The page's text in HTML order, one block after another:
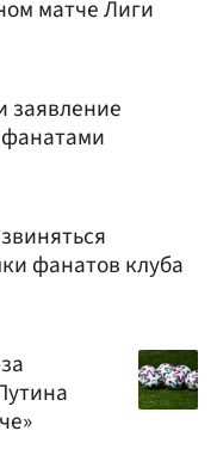
матче Лиги
заявление
фанатов клуба